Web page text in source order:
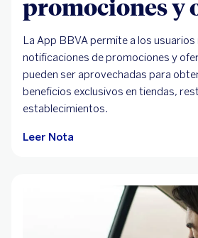
promociones y
La App BBVA permite a los
notificaciones de promociones y
pueden ser aprovechadas para
beneficios exclusivos en tiendas,
establecimientos.
Leer Nota